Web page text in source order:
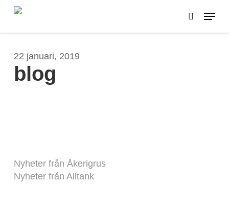
Skip
main
search
Menu
22 januari, 2019
blog
Nyheter från Åkerigrus
Nyheter från Alltank